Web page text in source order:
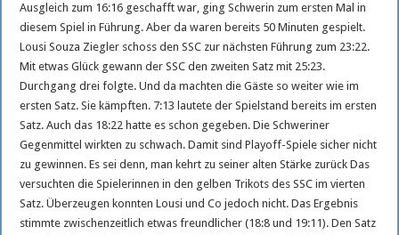
Ausgleich zum 16:16 geschafft war, ging Schwerin zum ersten Mal in
diesem Spiel in Führung. Aber da waren bereits 50 Minuten gespielt.
Lousi Souza Ziegler schoss den SSC zur nächsten Führung zum 23:22.
Mit etwas Glück gewann der SSC den zweiten Satz mit 25:23.
Durchgang drei folgte. Und da machten die Gäste so weiter wie im
ersten Satz. Sie kämpften. 7:13 lautete der Spielstand bereits im ersten
Satz. Auch das 18:22 hatte es schon gegeben. Die Schweriner
Gegenmittel wirkten zu schwach. Damit sind Playoff-Spiele sicher nicht
zu gewinnen. Es sei denn, man kehrt zu seiner alten Stärke zurück Das
versuchten die Spielerinnen in den gelben Trikots des SSC im vierten
Satz. Überzeugen konnten Lousi und Co jedoch nicht. Das Ergebnis
stimmte zwischenzeitlich etwas freundlicher (18:8 und 19:11). Den Satz